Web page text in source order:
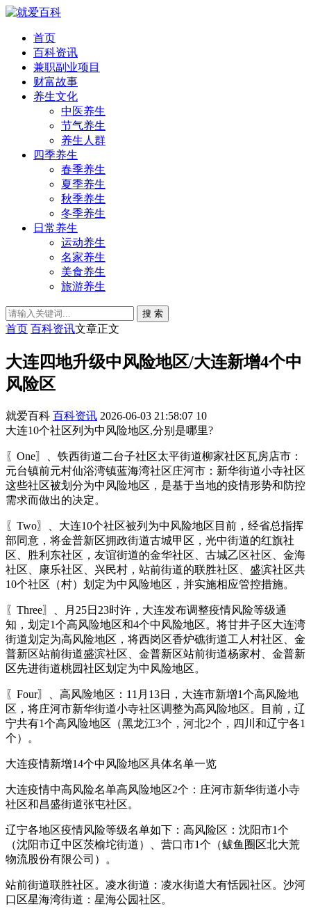
首页
百科资讯
兼职副业项目
财富故事
养生文化
中医养生
节气养生
养生人群
四季养生
春季养生
夏季养生
秋季养生
冬季养生
日常养生
运动养生
名家养生
美食养生
旅游养生
搜 索
首页 百科资讯文章正文
大连四地升级中风险地区/大连新增4个中
风险区
就爱百科 百科资讯 2026-06-03 21:58:07 10
大连10个社区列为中风险地区,分别是哪里?
〖One〗、铁西街道二台子社区太平街道柳家社区瓦房店市：
元台镇前元村仙浴湾镇蓝海湾社区庄河市：新华街道小寺社区
这些社区被划分为中风险地区，是基于当地的疫情形势和防控
需求而做出的决定。
〖Two〗、大连10个社区被列为中风险地区目前，经省总指挥
部同意，将金普新区拥政街道古城甲区，光中街道的红旗社
区、胜利东社区，友谊街道的金华社区、古城乙区社区、金海
社区、康乐社区、兴民村，站前街道的联胜社区、盛滨社区共
10个社区（村）划定为中风险地区，并实施相应管控措施。
〖Three〗、月25日23时许，大连发布调整疫情风险等级通
知，划定1个高风险地区和4个中风险地区。将甘井子区大连湾
街道划定为高风险地区，将西岗区香炉礁街道工人村社区、金
普新区站前街道盛滨社区、金普新区站前街道杨家村、金普新
区先进街道桃园社区划定为中风险地区。
〖Four〗、高风险地区：11月13日，大连市新增1个高风险地
区，将庄河市新华街道小寺社区调整为高风险地区。目前，辽
宁共有1个高风险地区（黑龙江3个，河北2个，四川和辽宁各1
个）。
大连疫情新增14个中风险地区具体名单一览
大连疫情中高风险名单高风险地区2个：庄河市新华街道小寺
社区和昌盛街道张屯社区。
辽宁各地区疫情风险等级名单如下：高风险区：沈阳市1个
（沈阳市辽中区茨榆坨街道）、营口市1个（鲅鱼圈区北大荒
物流股份有限公司）。
站前街道联胜社区。凌水街道：凌水街道大有恬园社区。沙河
口区星海湾街道：星海公园社区。